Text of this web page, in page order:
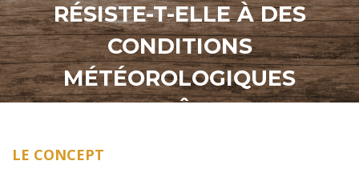
RÉSISTE-T-ELLE À DES
CONDITIONS
MÉTÉOROLOGIQUES
EXTRÊMES
LE CONCEPT